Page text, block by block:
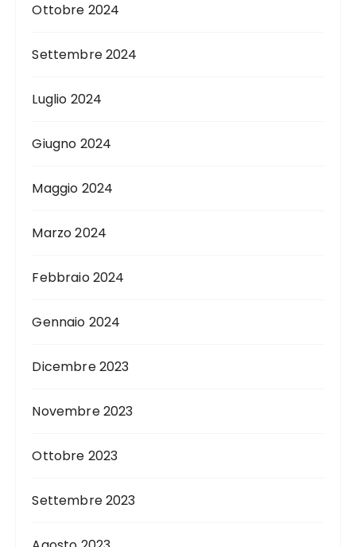
Ottobre 2024
Settembre 2024
Luglio 2024
Giugno 2024
Maggio 2024
Marzo 2024
Febbraio 2024
Gennaio 2024
Dicembre 2023
Novembre 2023
Ottobre 2023
Settembre 2023